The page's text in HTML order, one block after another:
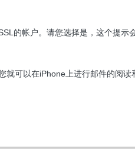
的帐户。请您选择是 ，这个提示
可以在iPhone上进行邮件的阅读